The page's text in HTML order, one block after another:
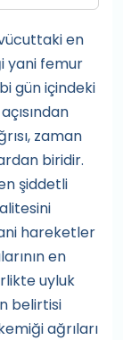
en
yani femur
gün içindeki
zaman
biridir.
şiddetli
hareketler
en
uyluk
belirtisi
ağrıları